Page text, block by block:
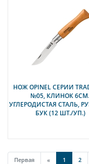
НОЖ OPINEL СЕРИИ
№05, КЛИНОК
УГЛЕРОДИСТАЯ СТАЛЬ,
БУК (12 ШТ./УП.)
Первая « 1 2